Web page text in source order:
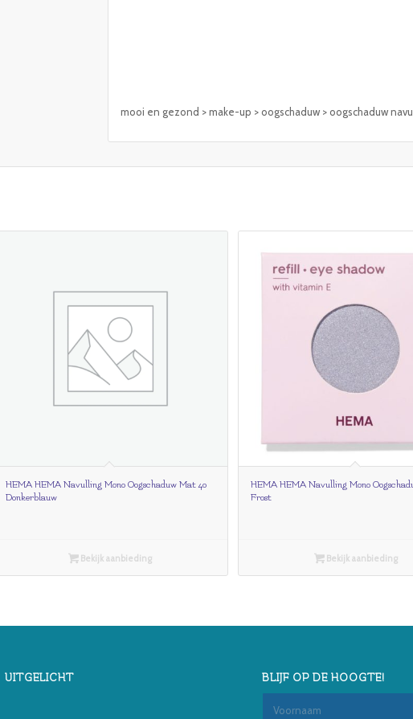
mooi en gezond > make-up > oogschaduw > oogschaduw
HEMA HEMA Navulling Mono Oogschaduw Mat 40
Donkerblauw
Bekijk aanbieding
HEMA HEMA Navulling Mono
Frost
Bekijk aanbieding
UITGELICHT BLIJF OP DE HOOGTE!